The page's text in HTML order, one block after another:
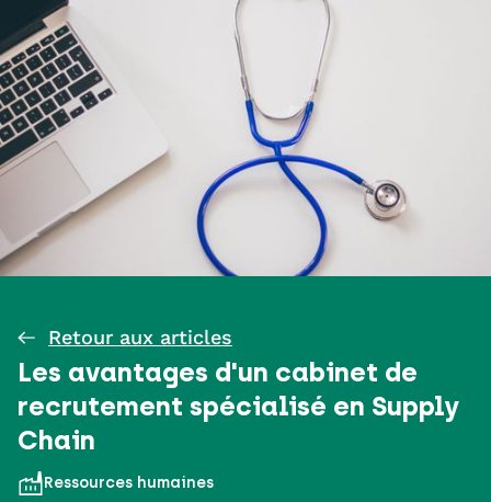
Retour aux articles
Les avantages d'un cabinet de
recrutement spécialisé en Supply
Chain
Ressources humaines